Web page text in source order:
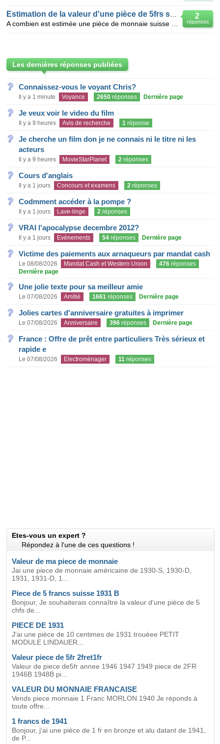
2
réponses
Les dernières réponses publiées
Connaissez-vous le voyant Chris?
Il y a 1 minute Voyance 2650 réponses Dernière page
Je veux voir le video du film
Il y a 9 heures Avis de recherche 1 réponse
Je cherche un film don je ne connais ni le titre ni les
acteurs
Il y a 9 heures MovieStarPlanet 2 réponses
Cours d'anglais
Il y a 1 jours Concours et examens 2 réponses
Codmment accéder à la pompe ?
Il y a 1 jours Lave-linge 2 réponses
VRAI l'apocalypse decembre 2012?
Il y a 1 jours Evènements 54 réponses Dernière page
Victime des paiements aux arnaqueurs par mandat cash
Le 08/08/2026 Mandat Cash et Western Union 476 réponses
Dernière page
Une jolie texte pour sa meilleur amie
Le 07/08/2026 Amitié 1661 réponses Dernière page
Jolies cartes d'anniversaire gratuites à imprimer
Le 07/08/2026 Anniversaire 396 réponses Dernière page
France : Offre de prêt entre particuliers Très sérieux et
rapide e
Le 07/08/2026 Electroménager 11 réponses
Etes-vous un expert ?
Répondez à l'une de ces questions !
Valeur de ma piece de monnaie
Jai une piece de monnaie américaine de 1930-S, 1930-D,
1931, 1931-D, 1...
Piece de 5 francs suisse 1931 B
Bonjour, Je souhaiterais connaître la valeur d'une pièce de 5
chfs de...
PIECE DE 1931
J'ai une pièce de 10 centimes de 1931 trouéee PETIT
MODULE LINDAUER...
Valeur piece de 5fr 2fret1fr
Valeur de piece de5fr annee 1946 1947 1949 piece de 2FR
1946B 1948B pi...
VALEUR DU MONNAIE FRANCAISE
Vends piece monnaie 1 Franc MORLON 1940 Je réponds à
toute offre...
1 francs de 1941
Bonjour, j'ai une pièce de 1 fr en bronze et alu datant de 1941,
de P...